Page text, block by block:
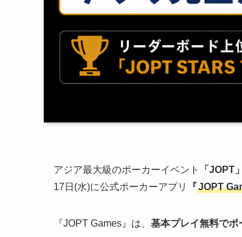
アジア最大級のポーカーイベント 「JOPT」
17日(水)に公式ポーカーアプリ
『JOPT
『JOPT Games』は、 基本プレイ無料でポ